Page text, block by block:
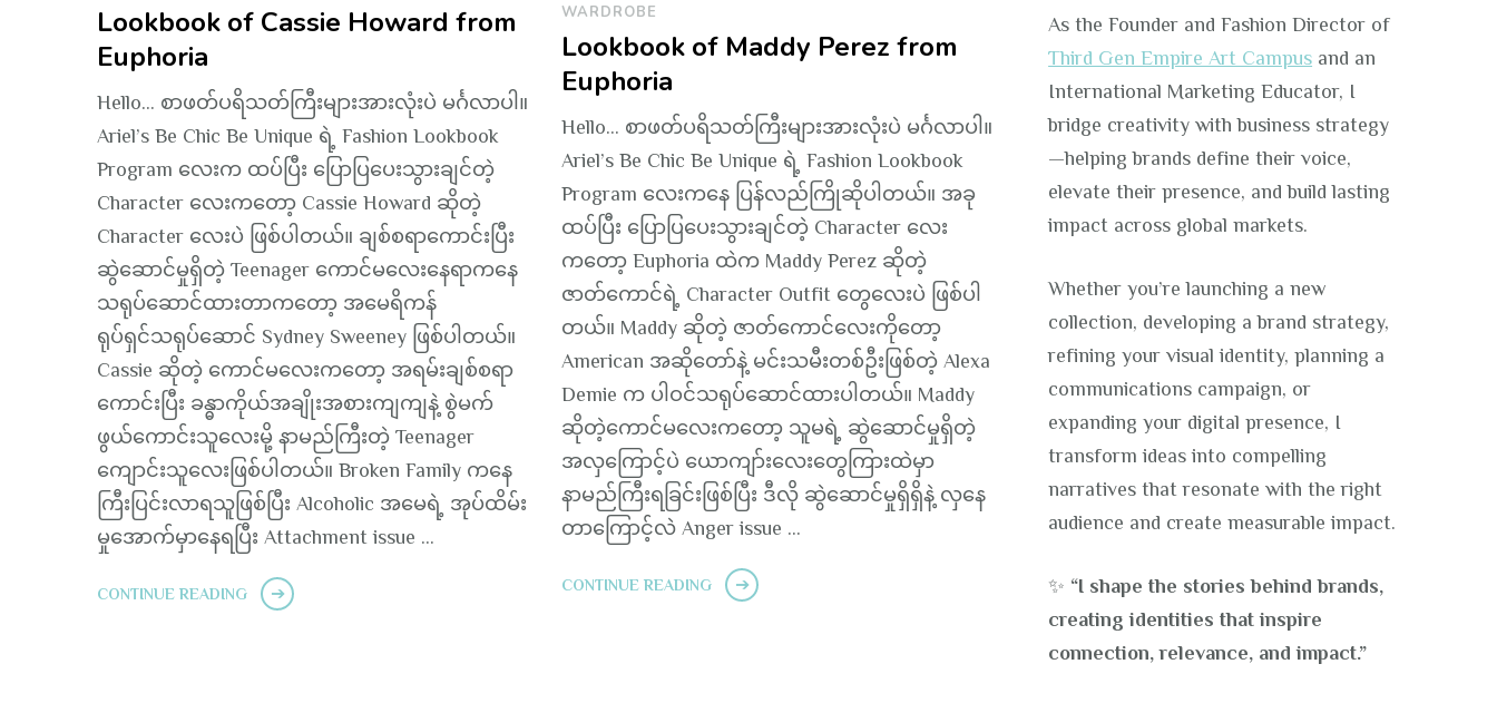
Lookbook of Cassie Howard from
Euphoria
Hello… စာဖတ်ပရိသတ်ကြီးများအားလုံးပဲ မင်္ဂလာပါ။
Ariel’s Be Chic Be Unique ရဲ့ Fashion Lookbook
Program လေးက ထပ်ပြီး ပြောပြပေးသွားချင်တဲ့
Character လေးကတော့ Cassie Howard ဆိုတဲ့
Character လေးပဲ ဖြစ်ပါတယ်။ ချစ်စရာကောင်းပြီး
ဆွဲဆောင်မှုရှိတဲ့ Teenager ကောင်မလေးနေရာကနေ
သရုပ်ဆောင်ထားတာကတော့ အမေရိကန်
ရုပ်ရှင်သရုပ်ဆောင် Sydney Sweeney ဖြစ်ပါတယ်။
Cassie ဆိုတဲ့ ကောင်မလေးကတော့ အရမ်းချစ်စရာ
ကောင်းပြီး ခန္ဓာကိုယ်အချိုးအစားကျကျနဲ့ စွဲမက်
ဖွယ်ကောင်းသူလေးမို့ နာမည်ကြီးတဲ့ Teenager
ကျောင်းသူလေးဖြစ်ပါတယ်။ Broken Family ကနေ
ကြီးပြင်းလာရသူဖြစ်ပြီး Alcoholic အမေရဲ့ အုပ်ထိမ်း
မှုအောက်မှာနေရပြီး Attachment issue …
CONTINUE READING
WARDROBE
Lookbook of Maddy Perez from
Euphoria
Hello… စာဖတ်ပရိသတ်ကြီးများအားလုံးပဲ မင်္ဂလာပါ။
Ariel’s Be Chic Be Unique ရဲ့ Fashion Lookbook
Program လေးကနေ ပြန်လည်ကြိုဆိုပါတယ်။ အခု
ထပ်ပြီး ပြောပြပေးသွားချင်တဲ့ Character လေး
ကတော့ Euphoria ထဲက Maddy Perez ဆိုတဲ့
ဇာတ်ကောင်ရဲ့ Character Outfit တွေလေးပဲ ဖြစ်ပါ
တယ်။ Maddy ဆိုတဲ့ ဇာတ်ကောင်လေးကိုတော့
American အဆိုတော်နဲ့ မင်းသမီးတစ်ဦးဖြစ်တဲ့ Alexa
Demie က ပါဝင်သရုပ်ဆောင်ထားပါတယ်။ Maddy
ဆိုတဲ့ကောင်မလေးကတော့ သူမရဲ့ ဆွဲဆောင်မှုရှိတဲ့
အလှကြောင့်ပဲ ယောကျာ်းလေးတွေကြားထဲမှာ
နာမည်ကြီးရခြင်းဖြစ်ပြီး ဒီလို ဆွဲဆောင်မှုရှိရှိနဲ့ လှနေ
တာကြောင့်လဲ Anger issue …
CONTINUE READING
As the Founder and Fashion Director of
Third Gen Empire Art Campus and an
International Marketing Educator, I
bridge creativity with business strategy
—helping brands define their voice,
elevate their presence, and build lasting
impact across global markets.
Whether you’re launching a new
collection, developing a brand strategy,
refining your visual identity, planning a
communications campaign, or
expanding your digital presence, I
transform ideas into compelling
narratives that resonate with the right
audience and create measurable impact.
✨ “I shape the stories behind brands,
creating identities that inspire
connection, relevance, and impact.”